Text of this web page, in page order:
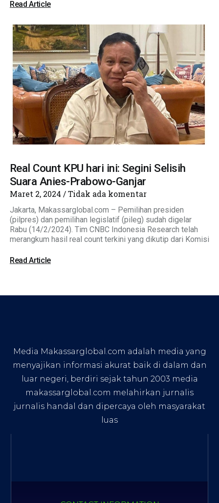
Read Article
Real Count KPU hari ini: Segini Selisih
Suara Anies-Prabowo-Ganjar
Maret 2, 2024 Tidak ada komentar
Jakarta, Makassarglobal.com – Pemilihan presiden
(pilpres) dan pemilihan legislatif (pileg) sudah digelar
Rabu (14/2/2024). Tim CNBC Indonesia Research telah
merangkum hasil real count terkini yang dikutip dari Komisi
Read Article
Media Makassarglobal.com adalah media yang
menyajikan informasi akurat baik di dalam dan
luar negeri, berdiri sejak tahun 2003 media
makassarglobal.com melahirkan jurnalis
jurnalis handal dan dipercaya oleh masyarakat
luas